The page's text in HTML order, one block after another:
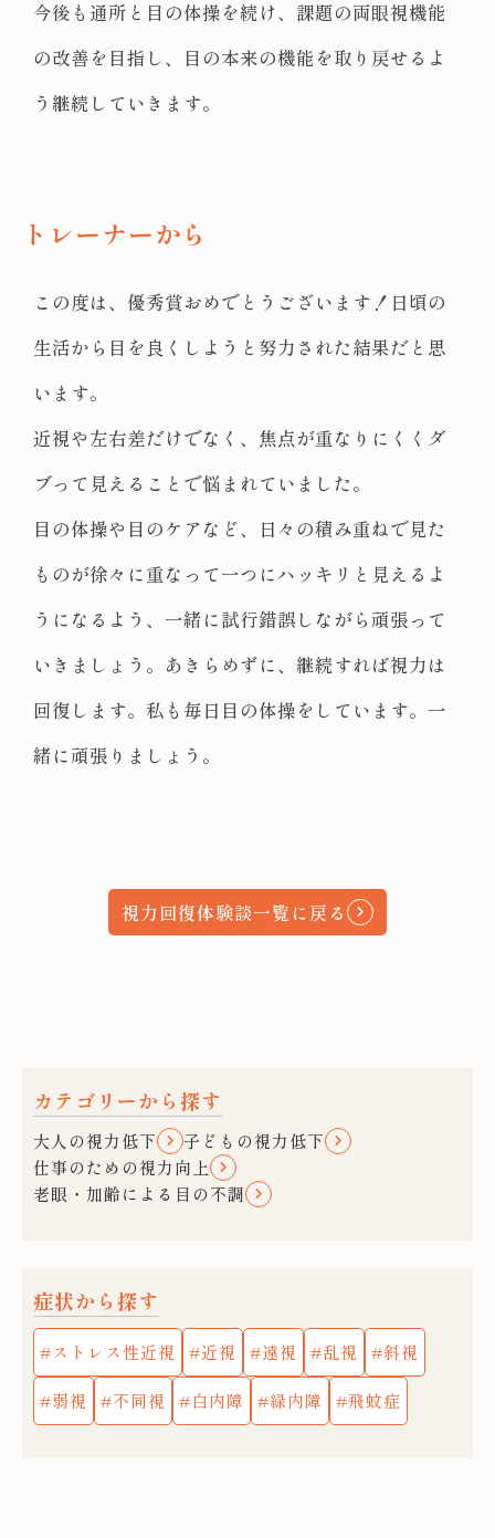
今後も通所と目の体操を続け、課題の両眼視機能
の改善を目指し、目の本来の機能を取り戻せるよ
う継続していきます。
トレーナーから
この度は、優秀賞おめでとうございます！日頃の
生活から目を良くしようと努力された結果だと思
います。
近視や左右差だけでなく、焦点が重なりにくくダ
ブって見えることで悩まれていました。
目の体操や目のケアなど、日々の積み重ねで見た
ものが徐々に重なって一つにハッキリと見えるよ
うになるよう、一緒に試行錯誤しながら頑張って
いきましょう。あきらめずに、継続すれば視力は
回復します。私も毎日目の体操をしています。一
緒に頑張りましょう。
視力回復体験談一覧に戻る
カテゴリーから探す
大人の視力低下
子どもの視力低下
仕事のための視力向上
老眼・加齢による目の不調
症状から探す
ストレス性近視 近視 遠視 乱視 斜視
弱視 不同視 白内障 緑内障 飛蚊症